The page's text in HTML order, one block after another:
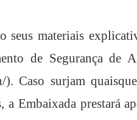
seus materiais
de Segurança de
Caso surjam
a Embaixada prestará